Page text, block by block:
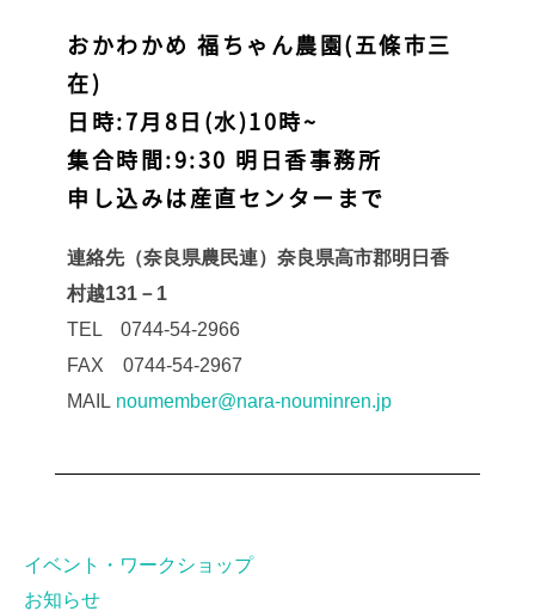
おかわかめ 福ちゃん農園(五條市三
在)
日時:7月8日(水)10時~
集合時間:9:30 明日香事務所
申し込みは産直センターまで
連絡先（奈良県農民連）奈良県高市郡明日香
村越131－1
TEL 0744-54-2966
FAX 0744-54-2967
MAIL noumember@nara-nouminren.jp
イベント・ワークショップ
お知らせ